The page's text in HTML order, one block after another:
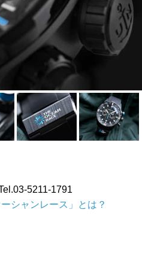
5211-1791
シャンレース」とは？